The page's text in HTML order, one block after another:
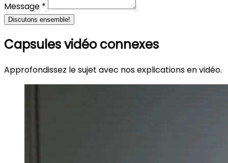
Message *
Discutons ensemble!
Capsules vidéo connexes
Approfondissez le sujet avec nos explications en vidéo.